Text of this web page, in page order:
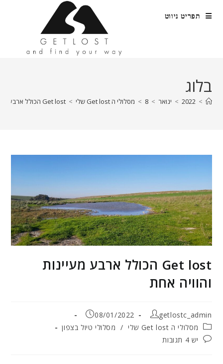
תפריט ניווט
בלוג
>
2022
> ינואר >
8
> מסלולי ה Get lost שלי > Get lost הכולל ארבע מעיינות והוויה אחת
Get lost הכולל ארבע מעיינות
והוויה אחת
מחבר:
getlostc_admin פורסם:
08/01/2022
קטגוריה:מסלולי ה Get lost שלי / מסלולי טיול בצפון
תגובות:
יש 4 תגובות